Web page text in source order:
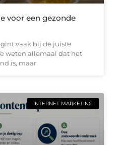
voor een gezonde
vaak bij de juiste
weten allemaal dat het
is, maar
INTERNET MARKETING